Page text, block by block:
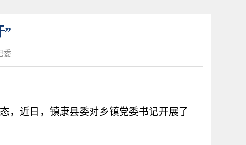
”
委
，近日，镇康县委对乡镇党委书记开展了